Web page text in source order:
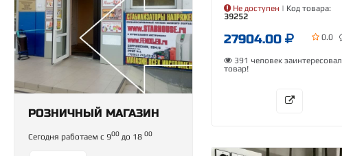
Не доступен | Код товара:
39252
27904.00 0.0
391 человек заинтересовал
товар!
РОЗНИЧНЫЙ МАГАЗИН
Сегодня работаем с 900 до 18 00